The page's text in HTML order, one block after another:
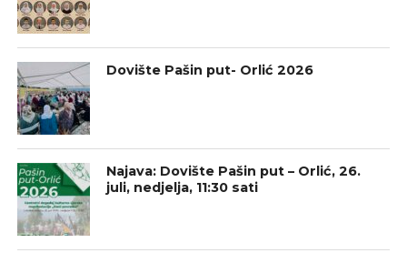
Dovište Pašin put- Orlić 2026
Najava: Dovište Pašin put – Orlić, 26.
juli, nedjelja, 11:30 sati